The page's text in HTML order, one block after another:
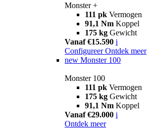
Monster +
111 pk Vermogen
91,1 Nm Koppel
175 kg Gewicht
Vanaf €15.590 i
Configureer Ontdek meer
new Monster 100
Monster 100
111 pk Vermogen
175 kg Gewicht
91,1 Nm Koppel
Vanaf €29.000 i
Ontdek meer